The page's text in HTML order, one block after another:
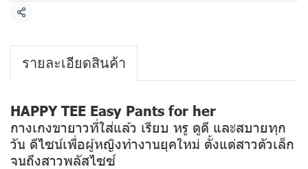
แชร์
รายละเอียดสินค้า
HAPPY TEE Easy Pants for her
กางเกงขายาวที่ใส่แล้ว เรียบ หรู ดูดี และสบายทุก
วัน ดีไซน์เพื่อผู้หญิงทำงานยุคใหม่ ตั้งแต่สาวตัวเล็ก
จนถึงสาวพลัสไซซ์